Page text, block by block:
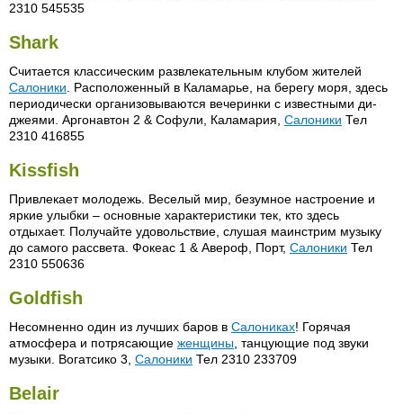
2310 545535
Shark
Считается классическим развлекательным клубом жителей
Салоники . Расположенный в Каламарье, на берегу моря, здесь
периодически организовываются вечеринки с известными ди-
джеями. Аргонавтон 2 & Софули, Каламария, Салоники Тел
2310 416855
Kissfish
Привлекает молодежь. Веселый мир, безумное настроение и
яркие улыбки – основные характеристики тек, кто здесь
отдыхает. Получайте удовольствие, слушая маинстрим музыку
до самого рассвета. Фокеас 1 & Авероф, Порт, Салоники Тел
2310 550636
Goldfish
Несомненно один из лучших баров в Салониках! Горячая
атмосфера и потрясающие женщины , танцующие под звуки
музыки. Вогатсико 3, Салоники Тел 2310 233709
Belair